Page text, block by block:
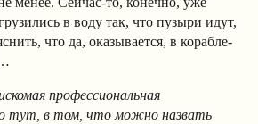
в воду так, что пузыри идут,
что да, оказывается, в корабле-
профессиональная
тут, в том, что можно назвать